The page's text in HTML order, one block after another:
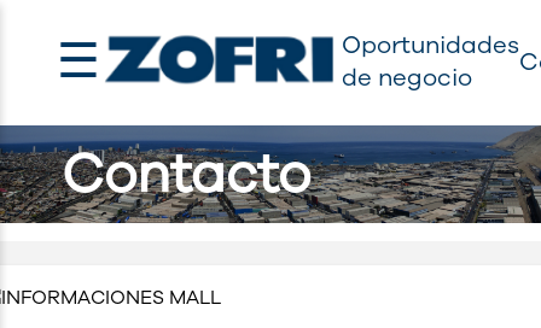
☰
Oportunidades
de negocio
Contacto